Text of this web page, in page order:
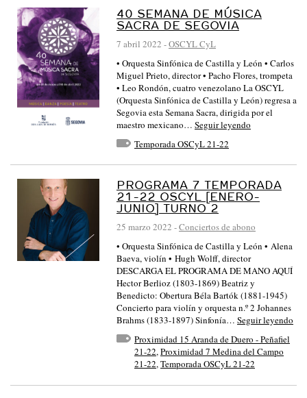
40 SEMANA DE MÚSICA
SACRA DE SEGOVIA
7 abril 2022 -OSCYL CyL
• Orquesta Sinfónica de Castilla y León • Carlos
Miguel Prieto, director • Pacho Flores, trompeta
• Leo Rondón, cuatro venezolano La OSCYL
(Orquesta Sinfónica de Castilla y León) regresa a
Segovia esta Semana Sacra, dirigida por el
maestro mexicano… Seguir leyendo
Temporada OSCyL 21-22
PROGRAMA 7 TEMPORADA
21-22 OSCYL [ENERO-
JUNIO] TURNO 2
25 marzo 2022 -Conciertos de abono
• Orquesta Sinfónica de Castilla y León • Alena
Baeva, violín • Hugh Wolff, director
DESCARGA EL PROGRAMA DE MANO AQUÍ
Hector Berlioz (1803-1869) Beatriz y
Benedicto: Obertura Béla Bartók (1881-1945)
Concierto para violín y orquesta n.º 2 Johannes
Brahms (1833-1897) Sinfonía… Seguir leyendo
Proximidad 15 Aranda de Duero - Peñafiel
21-22,Proximidad 7 Medina del Campo
21-22,Temporada OSCyL 21-22